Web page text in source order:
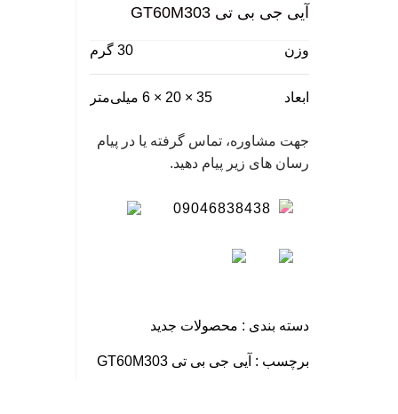
آیی جی بی تی GT60M303
وزن 30 گرم
ابعاد 35 × 20 × 6 میلی‌متر
جهت مشاوره، تماس گرفته یا در پیام
رسان های زیر پیام دهید.
09046838438
دسته بندی : محصولات جدید
برچسب : آیی جی بی تی GT60M303